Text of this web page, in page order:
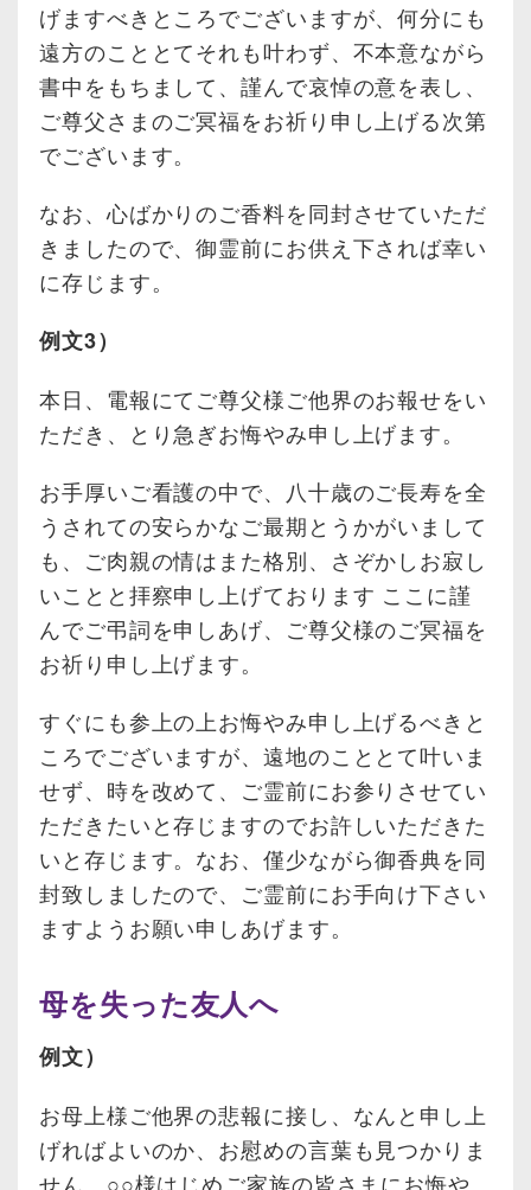
げますべきところでございますが、何分にも
遠方のこととてそれも叶わず、不本意ながら
書中をもちまして、謹んで哀悼の意を表し、
ご尊父さまのご冥福をお祈り申し上げる次第
でございます。
なお、心ばかりのご香料を同封させていただ
きましたので、御霊前にお供え下されば幸い
に存じます。
例文3）
本日、電報にてご尊父様ご他界のお報せをい
ただき、とり急ぎお悔やみ申し上げます。
お手厚いご看護の中で、八十歳のご長寿を全
うされての安らかなご最期とうかがいまして
も、ご肉親の情はまた格別、さぞかしお寂し
いことと拝察申し上げております ここに謹
んでご弔詞を申しあげ、ご尊父様のご冥福を
お祈り申し上げます。
すぐにも参上の上お悔やみ申し上げるべきと
ころでございますが、遠地のこととて叶いま
せず、時を改めて、ご霊前にお参りさせてい
ただきたいと存じますのでお許しいただきた
いと存じます。なお、僅少ながら御香典を同
封致しましたので、ご霊前にお手向け下さい
ますようお願い申しあげます。
母を失った友人へ
例文）
お母上様ご他界の悲報に接し、なんと申し上
げればよいのか、お慰めの言葉も見つかりま
せん。○○様はじめご家族の皆さまにお悔や